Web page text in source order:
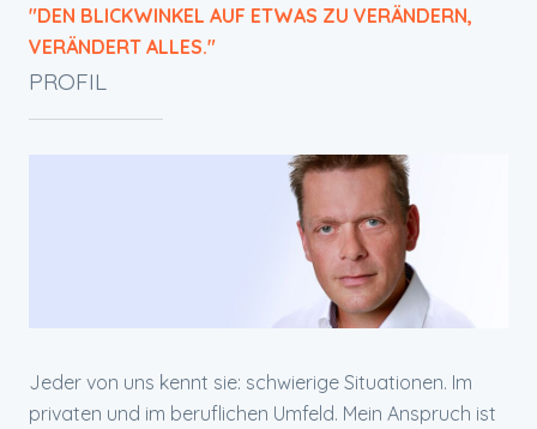
"DEN BLICKWINKEL AUF ETWAS ZU VERÄNDERN,
VERÄNDERT ALLES."
PROFIL
Jeder von uns kennt sie: schwierige Situationen. Im
privaten und im beruflichen Umfeld. Mein Anspruch ist